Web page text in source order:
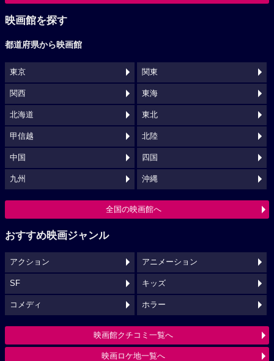
映画館を探す
都道府県から映画館
東京 関東
関西 東海
北海道 東北
甲信越 北陸
中国 四国
九州 沖縄
全国の映画館へ
おすすめ映画ジャンル
アクション アニメーション
SF キッズ
コメディ ホラー
映画館クチコミ一覧へ
映画ロケ地一覧へ